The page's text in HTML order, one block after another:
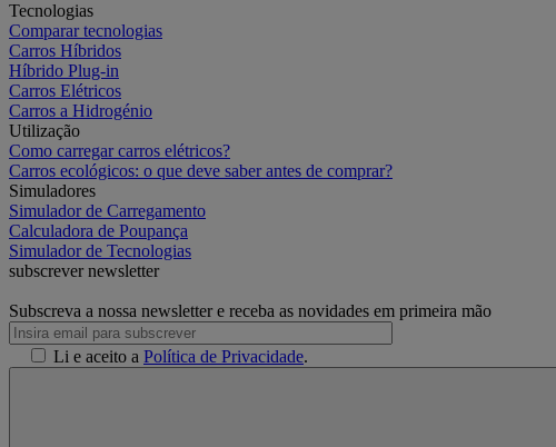
Tecnologias
Comparar tecnologias
Carros Híbridos
Híbrido Plug-in
Carros Elétricos
Carros a Hidrogénio
Utilização
Como carregar carros elétricos?
Carros ecológicos: o que deve saber antes de comprar?
Simuladores
Simulador de Carregamento
Calculadora de Poupança
Simulador de Tecnologias
subscrever newsletter
Subscreva a nossa newsletter e receba as novidades em primeira mão
Li e aceito a Política de Privacidade.